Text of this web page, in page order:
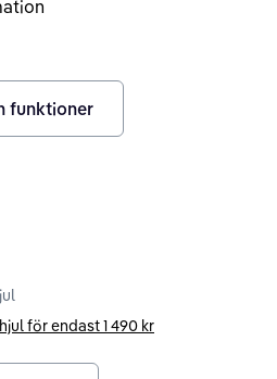
funktioner
för endast1 490 kr